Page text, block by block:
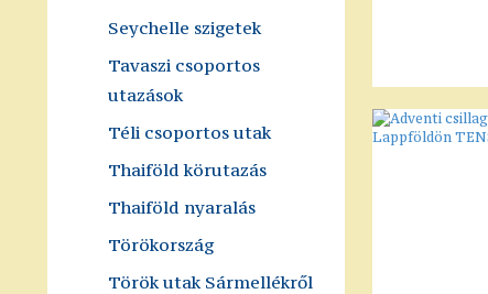
Seychelle szigetek
Tavaszi csoportos
utazások
Téli csoportos utak
Thaiföld körutazás
Thaiföld nyaralás
Törökország
Török utak Sármellékről